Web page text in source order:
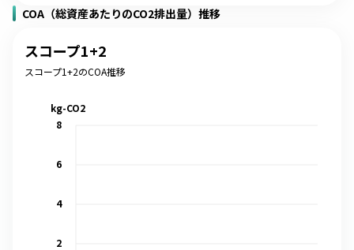
COA（総資産あたりのCO2排出量）推移
スコープ1+2
スコープ1+2のCOA推移
2
4
6
8
kg-CO2